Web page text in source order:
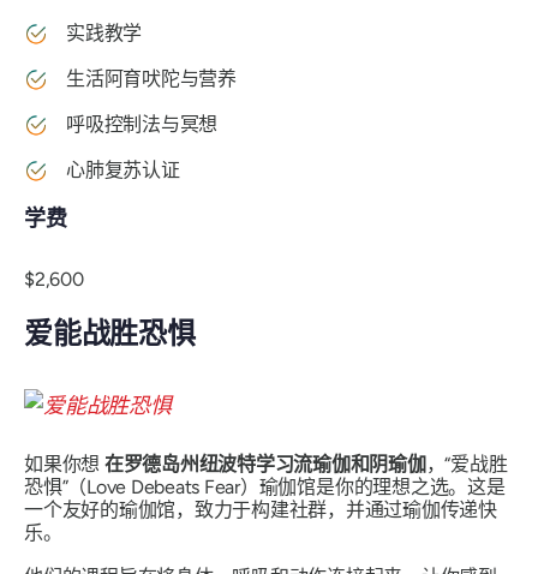
实践教学
生活阿育吠陀与营养
呼吸控制法与冥想
心肺复苏认证
学费
$2,600
爱能战胜恐惧
如果你想 在罗德岛州纽波特学习流瑜伽和阴瑜伽，“爱战胜
恐惧”（Love Debeats Fear）瑜伽馆是你的理想之选。这是
一个友好的瑜伽馆，致力于构建社群，并通过瑜伽传递快
乐。